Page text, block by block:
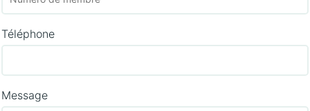
Téléphone
Message